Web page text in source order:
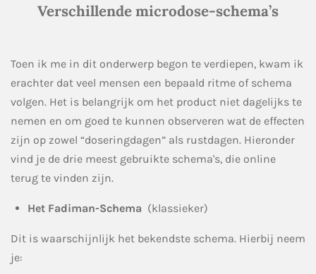
Verschillende microdose-schema’s
Toen ik me in dit onderwerp begon te verdiepen, kwam ik
erachter dat veel mensen een bepaald ritme of schema
volgen. Het is belangrijk om het product niet dagelijks te
nemen en om goed te kunnen observeren wat de effecten
zijn op zowel “doseringdagen” als rustdagen. Hieronder
vind je de drie meest gebruikte schema's, die online
terug te vinden zijn.
Het Fadiman-Schema (klassieker)
Dit is waarschijnlijk het bekendste schema. Hierbij neem
je: